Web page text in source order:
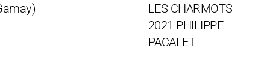
LES CHARMOTS
2021 PHILIPPE
PACALET